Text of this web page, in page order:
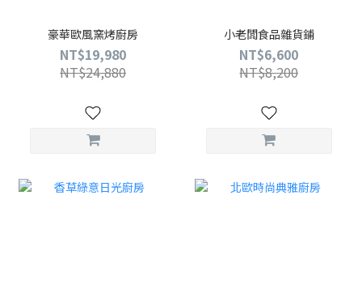
豪華歐風窯烤廚房
NT$19,980
NT$24,880
小老闆食品雜貨鋪
NT$6,600
NT$8,200